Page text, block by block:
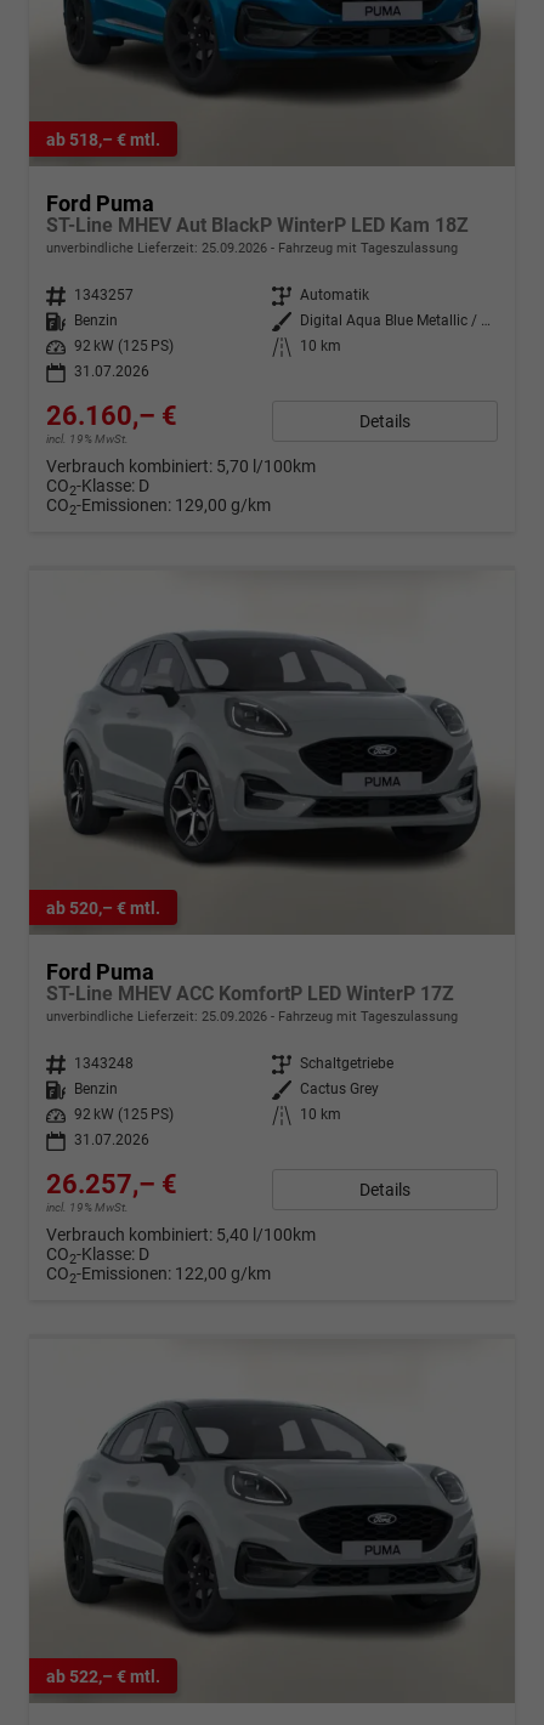
ab 518,– € mtl.
Ford Puma
ST-Line MHEV Aut BlackP WinterP LED Kam 18Z
unverbindliche Lieferzeit: 25.09.2026 Fahrzeug mit Tageszulassung
Fahrzeugnr. 1343257 Getriebe Automatik
Kraftstoff
Benzin Außenfarbe
Digital Aqua Blue Metallic / Dac
Leistung
92 kW (125 PS) Kilometerstand
10 km
31.07.2026
26.160,– €
incl. 19% MwSt.
Details
Verbrauch kombiniert: 5,70 l/100km
CO2-Klasse: D
CO2-Emissionen: 129,00 g/km
ab 520,– € mtl.
Ford Puma
ST-Line MHEV ACC KomfortP LED WinterP 17Z
unverbindliche Lieferzeit: 25.09.2026 Fahrzeug mit Tageszulassung
Fahrzeugnr. 1343248 Getriebe Schaltgetriebe
Kraftstoff
Benzin Außenfarbe Cactus Grey
Leistung
92 kW (125 PS) Kilometerstand
10 km
31.07.2026
26.257,– €
incl. 19% MwSt.
Details
Verbrauch kombiniert: 5,40 l/100km
CO2-Klasse: D
CO2-Emissionen: 122,00 g/km
ab 522,– € mtl.